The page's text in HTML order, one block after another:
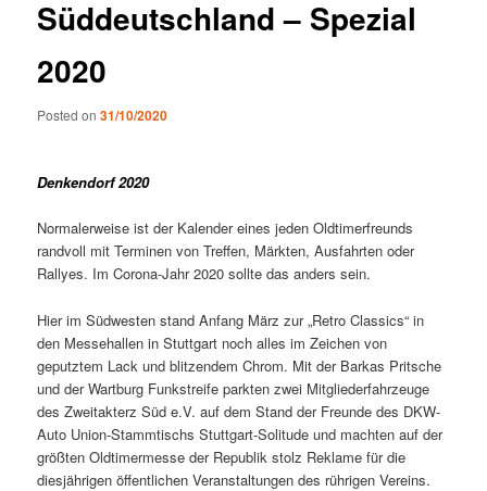
Süddeutschland – Spezial
2020
Posted on31/10/2020
Denkendorf 2020
Normalerweise ist der Kalender eines jeden Oldtimerfreunds
randvoll mit Terminen von Treffen, Märkten, Ausfahrten oder
Rallyes. Im Corona-Jahr 2020 sollte das anders sein.
Hier im Südwesten stand Anfang März zur „Retro Classics“ in
den Messehallen in Stuttgart noch alles im Zeichen von
geputztem Lack und blitzendem Chrom. Mit der Barkas Pritsche
und der Wartburg Funkstreife parkten zwei Mitgliederfahrzeuge
des Zweitakterz Süd e.V. auf dem Stand der Freunde des DKW-
Auto Union-Stammtischs Stuttgart-Solitude und machten auf der
größten Oldtimermesse der Republik stolz Reklame für die
diesjährigen öffentlichen Veranstaltungen des rührigen Vereins.